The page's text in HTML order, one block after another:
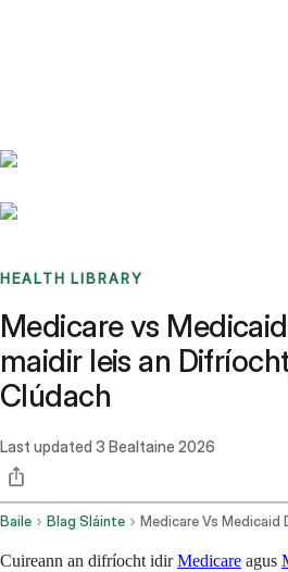
HEALTH LIBRARY
Medicare vs
maidir leis an
Clúdach
Last updated 3 Bealtaine 2026
Baile Blag Sláinte
Cuireann an difríocht idirMedicare agus